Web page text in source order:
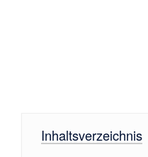
Inhaltsverzeichnis